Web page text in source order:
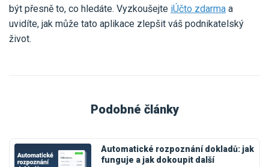
být přesně to, co hledáte. Vyzkoušejte iÚčto zdarma a
uvidíte, jak může tato aplikace zlepšit váš podnikatelský
život.
Podobné články
Automatické rozpoznání dokladů: jak
funguje a jak dokoupit další